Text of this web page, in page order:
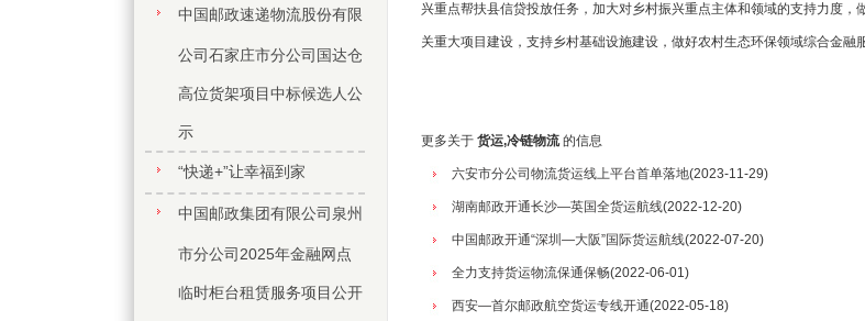
中国邮政速递物流股份有限
公司石家庄市分公司国达仓
高位货架项目中标候选人公
示
“快递+”让幸福到家
中国邮政集团有限公司泉州
市分公司2025年金融网点
临时柜台租赁服务项目公开
兴重点帮扶县信贷投放任务，加大对乡村振兴重点主体和领域的支持力度
关重大项目建设，支持乡村基础设施建设，做好农村生态环保领域综合金融服
更多关于 货运,冷链物流的信息
六安市分公司物流货运线上平台首单落地(2023-11-29)
湖南邮政开通长沙—英国全货运航线(2022-12-20)
中国邮政开通“深圳—大阪”国际货运航线(2022-07-20)
全力支持货运物流保通保畅(2022-06-01)
西安—首尔邮政航空货运专线开通(2022-05-18)